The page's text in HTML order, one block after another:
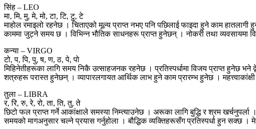
सिंह – LEO
मा, मि, मु, मे, मो, टा, टि, टु, टे
माहोल रमाइलो रहनेछ । चिताएको मूल्य प्राप्त नभए पनि पछिलाई फाइदा हुने काम
काममा जुट्ने समय छ । विभिन्न भौतिक साधनहरू प्राप्त हुनेछन् । नोकरी तथा व्यवसायमा
कन्या – VIRGO
टो, प, पि, पु, ष, ण, ठ, पे, पो
मिहिनेतीहरूका लागि समय निकै उत्साहजनक रहनेछ । प्रतिस्पर्धामा विजय प्राप्त हुनेछ भने
शत्रुहरू परास्त हुनेछन् । व्यापारलगायत आर्थिक लाभ हुने काम प्रारम्भ हुनेछ । महत्त्वाकांक्षी
तुला – LIBRA
र, रि, रु, रे, रो, ता, ति, तु, ते
छिटो फल प्राप्त गर्ने आकांक्षाले समस्या निम्त्याउनेछ । अरूका लागि बुद्धि र श्रम
समयको मागअनुसार चल्ने प्रयास गर्नुहोला । बौद्धिक व्यक्तिहरूसँग प्रतिस्पर्धा हुन सक्छ ।